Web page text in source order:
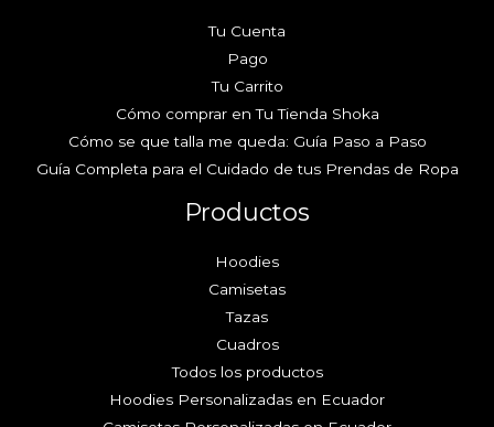
Tu Cuenta
Pago
Tu Carrito
Cómo comprar en Tu Tienda Shoka
Cómo se que talla me queda: Guía Paso a Paso
Guía Completa para el Cuidado de tus Prendas de Ropa
Productos
Hoodies
Camisetas
Tazas
Cuadros
Todos los productos
Hoodies Personalizadas en Ecuador